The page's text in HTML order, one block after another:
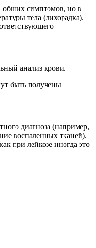
общих симптомов, но в
тела (лихорадка).
анализ крови.
быть получены
диагноза (например,
воспаленных тканей).
при лейкозе иногда это